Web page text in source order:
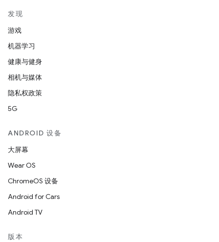
发现
游戏
机器学习
健康与健身
相机与媒体
隐私权政策
5G
ANDROID 设备
大屏幕
Wear OS
ChromeOS 设备
Android for Cars
Android TV
版本